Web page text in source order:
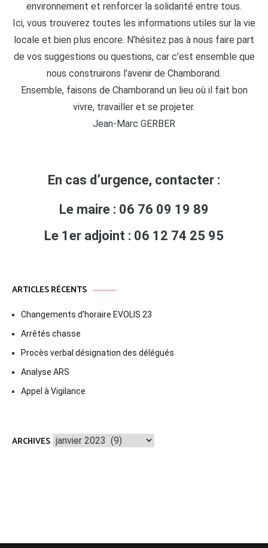
environnement et renforcer la solidarité entre tous.
Ici, vous trouverez toutes les informations utiles sur la vie
locale et bien plus encore. N’hésitez pas à nous faire part
de vos suggestions ou questions, car c’est ensemble que
nous construirons l’avenir de Chamborand.
Ensemble, faisons de Chamborand un lieu où il fait bon
vivre, travailler et se projeter.
Jean-Marc GERBER
En cas d’urgence, contacter :
Le maire : 06 76 09 19 89
Le 1er adjoint : 06 12 74 25 95
ARTICLES RÉCENTS
Changements d’horaire EVOLIS 23
Arrêtés chasse
Procès verbal désignation des délégués
Analyse ARS
Appel à Vigilance
ARCHIVES Archives